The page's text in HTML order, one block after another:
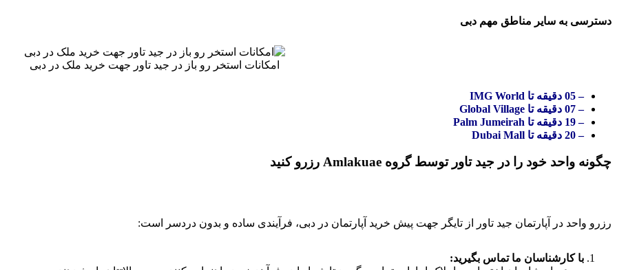
دسترسی به سایر مناطق مهم دبی
امکانات استخر رو باز در جید تاور جهت خرید ملک در دبی
– 05 دقیقه تا IMG World
– 07 دقیقه تا Global Village
– 19 دقیقه تا Palm Jumeirah
– 20 دقیقه تا Dubai Mall
چگونه واحد خود را در جید تاور توسط گروه Amlakuae رزرو کنید
رزرو واحد در آپارتمان جید تاور از تایگر جهت پیش خرید آپارتمان در دبی، فرآیندی ساده و بدون دردسر است:
با کارشناسان ما تماس بگیرید: